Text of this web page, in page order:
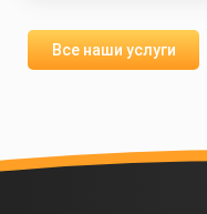
Все наши услуги